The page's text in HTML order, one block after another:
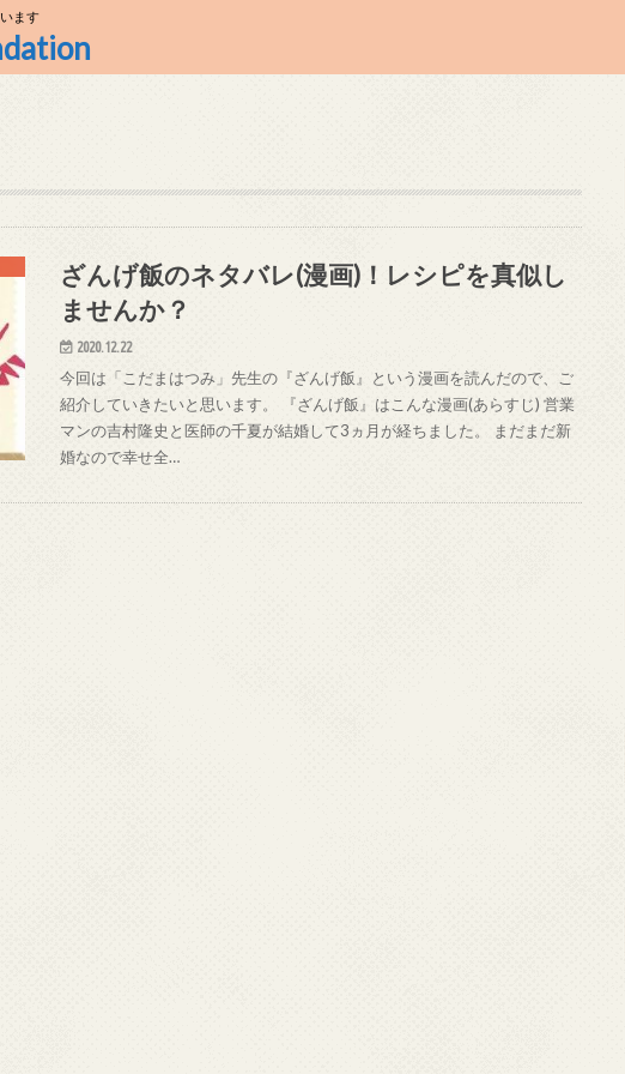
ます
ざんげ飯のネタバレ(漫画)！レシピを真似し
ませんか？
2020.12.22
今回は「こだまはつみ」先生の『ざんげ飯』という漫画を読んだので、ご
紹介していきたいと思います。 『ざんげ飯』はこんな漫画(あらすじ) 営業
マンの吉村隆史と医師の千夏が結婚して3ヵ月が経ちました。 まだまだ新
婚なので幸せ全…